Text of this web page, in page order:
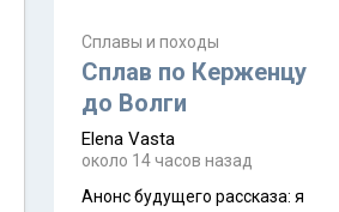
Сплавы и походы
Сплав по Керженцу
до Волги
Elena Vasta
около 14 часов назад
Анонс будущего рассказа: я